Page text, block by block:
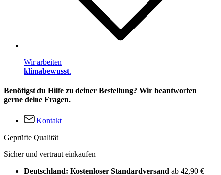
Wir arbeiten
klimabewusst.
Benötigst du Hilfe zu deiner Bestellung? Wir beantworten
gerne deine Fragen.
Kontakt
Geprüfte Qualität
Sicher und vertraut einkaufen
Deutschland: Kostenloser Standardversand ab 42,90 €